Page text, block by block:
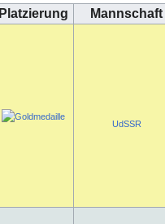
Platzierung Mannschaft
UdSSR